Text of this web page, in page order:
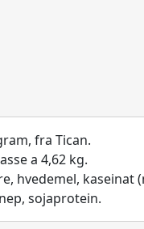
fra Tican.
a 4,62 kg.
hvedemel, kaseinat
sojaprotein.